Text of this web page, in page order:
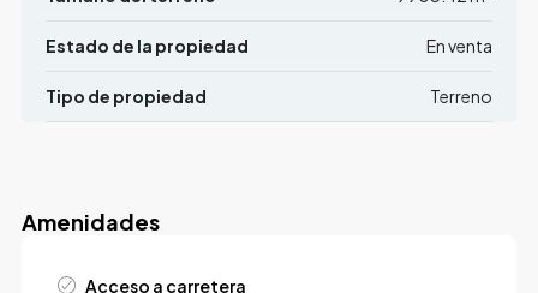
Estado de la propiedad En venta
Tipo de propiedad Terreno
Amenidades
Acceso a carretera